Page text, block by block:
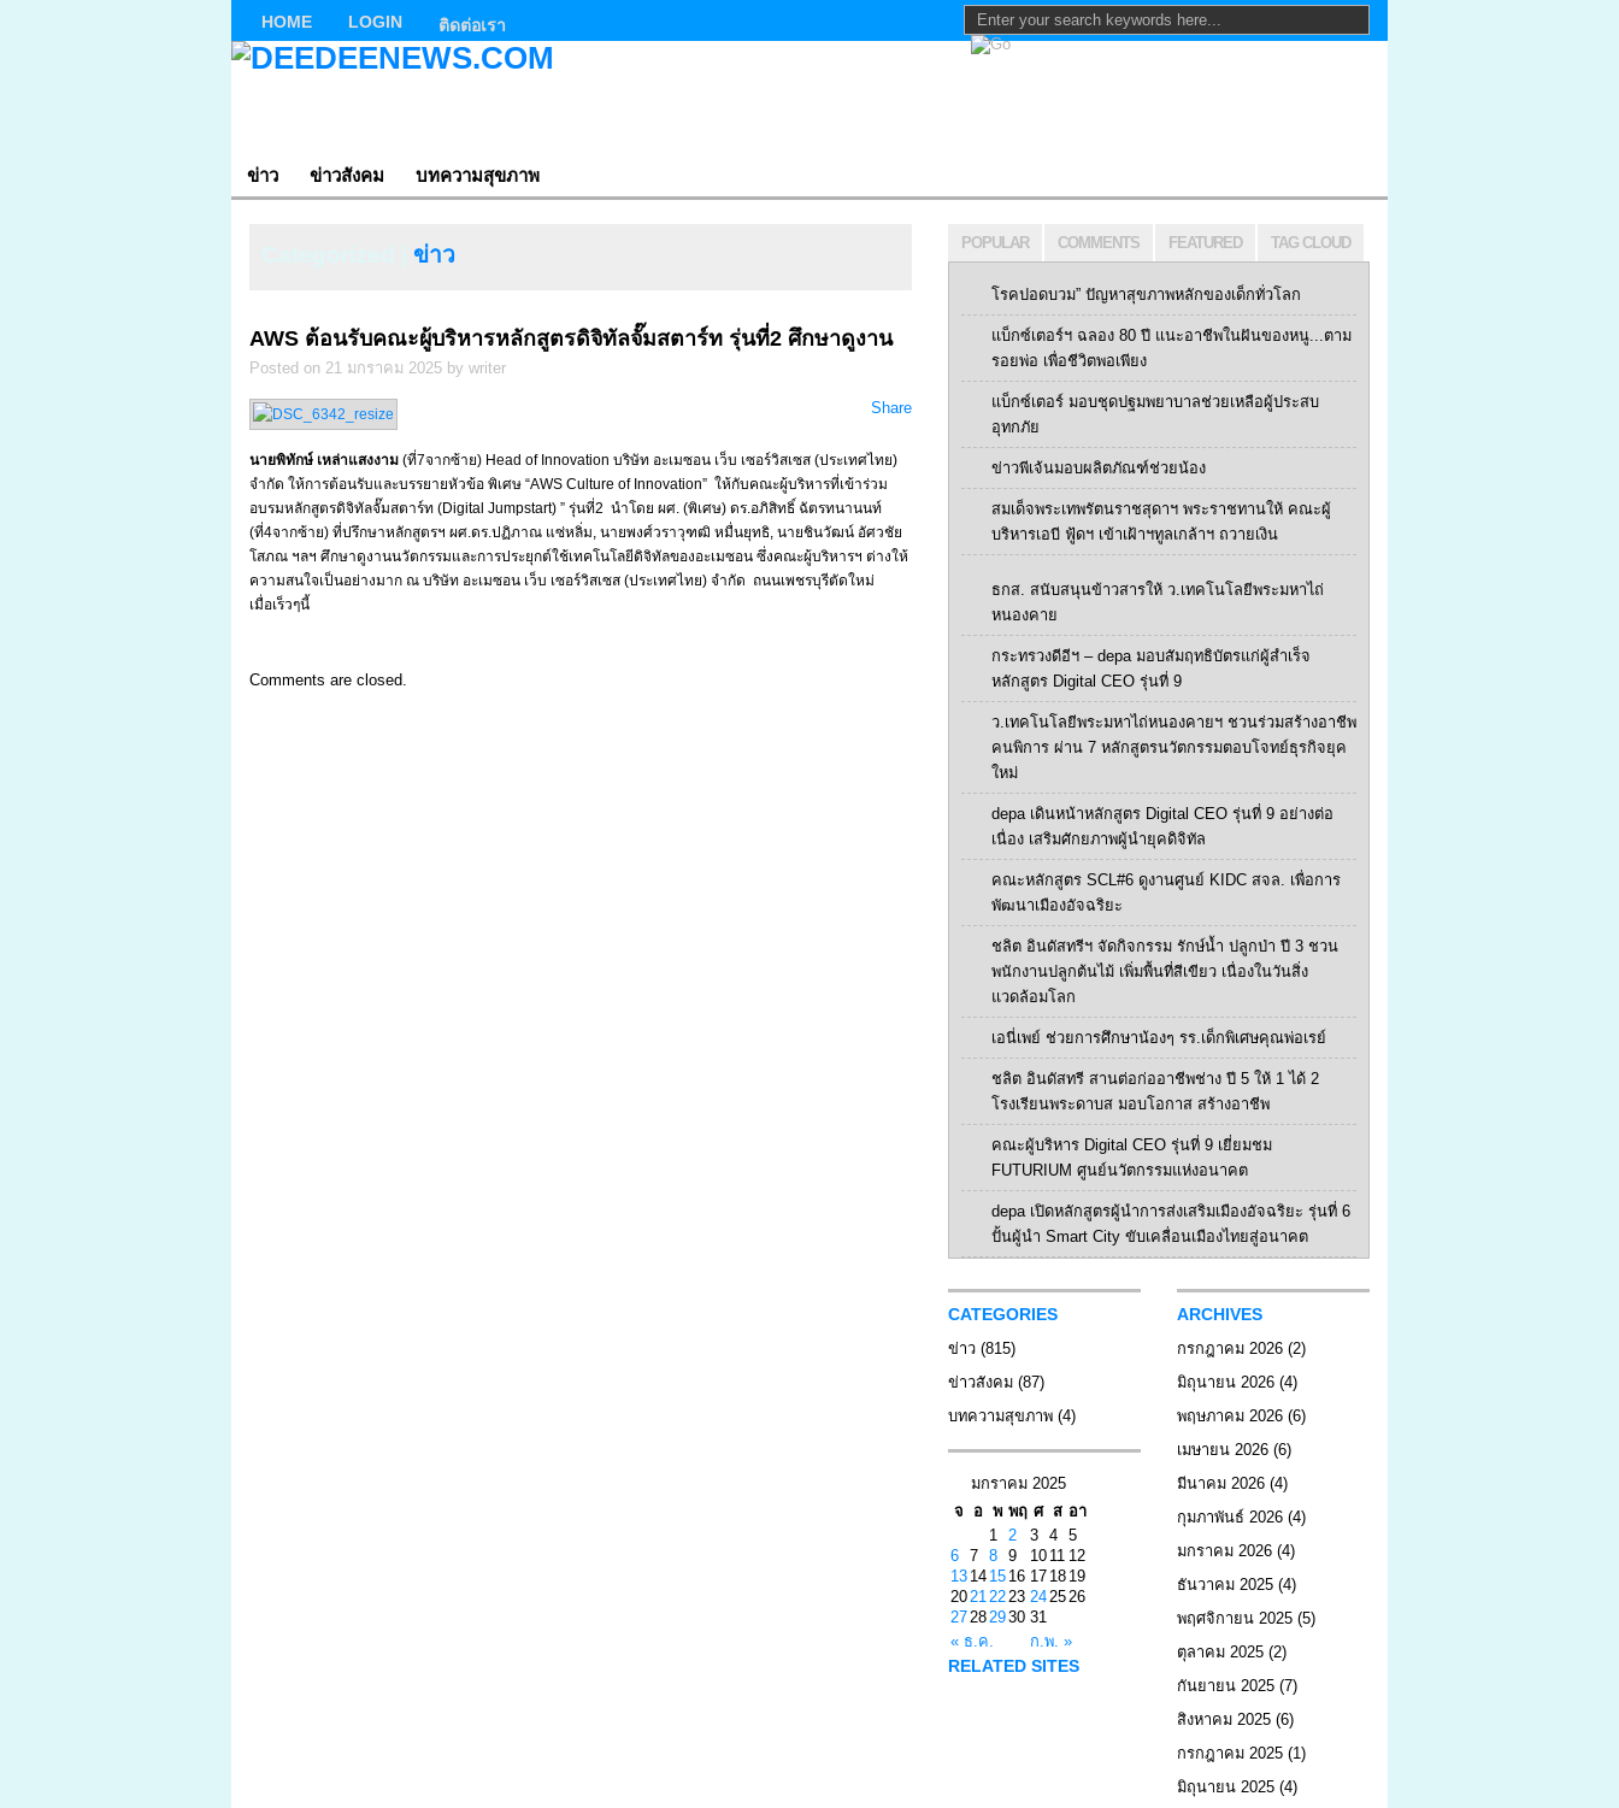
HOME LOGIN ติดต่อเรา
ข่าว ข่าวสังคม บทความสุขภาพ
ข่าว
AWS ต้อนรับคณะผู้บริหารหลักสูตรดิจิทัลจั๊มสตาร์ท รุ่นที่2 ศึกษาดูงาน
Posted on 21 มกราคม 2025 by writer
Share
นายพิทักษ์ เหล่าแสงงาม (ที่7จากซ้าย) Head of Innovation บริษัท อะเมซอน เว็บ เซอร์วิสเซส (ประเทศไทย)
จำกัด ให้การต้อนรับและบรรยายหัวข้อ พิเศษ “AWS Culture of Innovation” ให้กับคณะผู้บริหารที่เข้าร่วม
อบรมหลักสูตรดิจิทัลจั๊มสตาร์ท (Digital Jumpstart) ” รุ่นที่2 นำโดย ผศ. (พิเศษ) ดร.อภิสิทธิ์ ฉัตรทนานนท์
(ที่4จากซ้าย) ที่ปรึกษาหลักสูตรฯ ผศ.ดร.ปฏิภาณ แซ่หลิ่ม, นายพงศ์วราวุฑฒิ หมื่นยุทธิ, นายชินวัฒน์ อัศวชัย
โสภณ ฯลฯ ศึกษาดูงานนวัตกรรมและการประยุกต์ใช้เทคโนโลยีดิจิทัลของอะเมซอน ซึ่งคณะผู้บริหารฯ ต่างให้
ความสนใจเป็นอย่างมาก ณ บริษัท อะเมซอน เว็บ เซอร์วิสเซส (ประเทศไทย) จำกัด ถนนเพชรบุรีตัดใหม่
เมื่อเร็วๆนี้
Comments are closed.
POPULAR COMMENTS FEATURED TAG CLOUD
โรคปอดบวม” ปัญหาสุขภาพหลักของเด็กทั่วโลก
แบ็กซ์เตอร์ฯ ฉลอง 80 ปี แนะอาชีพในฝันของหนู...ตาม
รอยพ่อ เพื่อชีวิตพอเพียง
แบ็กซ์เตอร์ มอบชุดปฐมพยาบาลช่วยเหลือผู้ประสบ
อุทกภัย
ข่าวพีเจ้นมอบผลิตภัณฑ์ช่วยน้อง
สมเด็จพระเทพรัตนราชสุดาฯ พระราชทานให้ คณะผู้
บริหารเอบี ฟู้ดฯ เข้าเฝ้าฯทูลเกล้าฯ ถวายเงิน
ธกส. สนับสนุนข้าวสารให้ ว.เทคโนโลยีพระมหาไถ่
หนองคาย
กระทรวงดีอีฯ – depa มอบสัมฤทธิบัตรแก่ผู้สำเร็จ
หลักสูตร Digital CEO รุ่นที่ 9
ว.เทคโนโลยีพระมหาไถ่หนองคายฯ ชวนร่วมสร้างอาชีพ
คนพิการ ผ่าน 7 หลักสูตรนวัตกรรมตอบโจทย์ธุรกิจยุค
ใหม่
depa เดินหน้าหลักสูตร Digital CEO รุ่นที่ 9 อย่างต่อ
เนื่อง เสริมศักยภาพผู้นำยุคดิจิทัล
คณะหลักสูตร SCL#6 ดูงานศูนย์ KIDC สจล. เพื่อการ
พัฒนาเมืองอัจฉริยะ
ชลิต อินดัสทรีฯ จัดกิจกรรม รักษ์น้ำ ปลูกป่า ปี 3 ชวน
พนักงานปลูกต้นไม้ เพิ่มพื้นที่สีเขียว เนื่องในวันสิ่ง
แวดล้อมโลก
เอนี่เพย์ ช่วยการศึกษาน้องๆ รร.เด็กพิเศษคุณพ่อเรย์
ชลิต อินดัสทรี สานต่อก่ออาชีพช่าง ปี 5 ให้ 1 ได้ 2
โรงเรียนพระดาบส มอบโอกาส สร้างอาชีพ
คณะผู้บริหาร Digital CEO รุ่นที่ 9 เยี่ยมชม
FUTURIUM ศูนย์นวัตกรรมแห่งอนาคต
depa เปิดหลักสูตรผู้นำการส่งเสริมเมืองอัจฉริยะ รุ่นที่ 6
ปั้นผู้นำ Smart City ขับเคลื่อนเมืองไทยสู่อนาคต
CATEGORIES
ข่าว (815)
ข่าวสังคม (87)
บทความสุขภาพ (4)
มกราคม 2025
จ
อ พ พฤ ศ ส อา
« ธ.ค. ก.พ. »
1 2 3 4 5
6 7 8 9 10 11 12
13 14 15 16 17 18 19
20212223 242526
27282930 31
RELATED SITES
ARCHIVES
กรกฎาคม 2026 (2)
มิถุนายน 2026 (4)
พฤษภาคม 2026 (6)
เมษายน 2026 (6)
มีนาคม 2026 (4)
กุมภาพันธ์ 2026 (4)
มกราคม 2026 (4)
ธันวาคม 2025 (4)
พฤศจิกายน 2025 (5)
ตุลาคม 2025 (2)
กันยายน 2025 (7)
สิงหาคม 2025 (6)
กรกฎาคม 2025 (1)
มิถุนายน 2025 (4)